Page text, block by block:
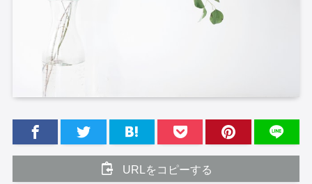
URLをコピーする